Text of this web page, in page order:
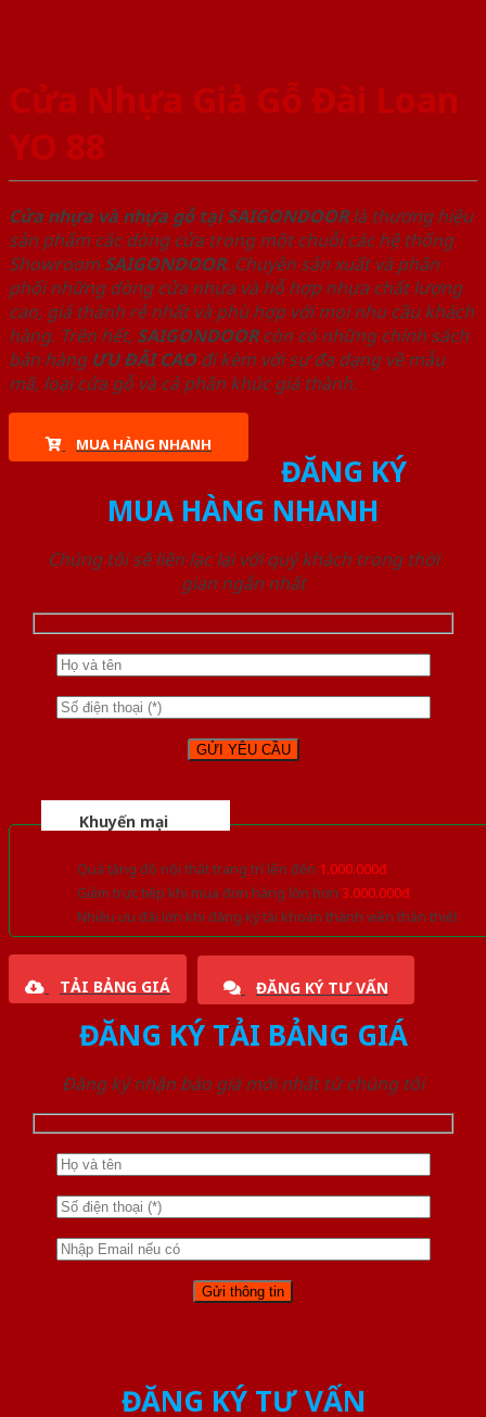
Cửa Nhựa Giả Gỗ Đài Loan
YO 88
Cửa nhựa và nhựa gỗ tại SAIGONDOORlà thương hiệu
sản phẩm các dòng cửa trong một chuỗi các hệ thống
Showroom SAIGONDOOR. Chuyên sản xuất và phân
phối những dòng cửa nhựa và hỗ hợp nhựa chất lượng
cao, giá thành rẻ nhất và phù hợp với mọi nhu cầu khách
hàng. Trên hết, SAIGONDOORcòn có những chính sách
bán hàng ƯU ĐÃI CAOđi kèm với sự đa dạng về mẫu
mã, loại cửa gỗ và cả phân khúc giá thành.
MUA HÀNG NHANH
ĐĂNG KÝ
MUA HÀNG NHANH
Chúng tôi sẽ liên lạc lại với quý khách trong thời
gian ngắn nhất
Khuyến mại
Quà tặng đồ nội thất trang trí lên đến 1.000.000đ
Giảm trực tiếp khi mua đơn hàng lớn hơn 3.000.000đ
Nhiều ưu đãi lớn khi đăng ký tài khoản thành viên thân thiết
TẢI BẢNG GIÁ ĐĂNG KÝ TƯ VẤN
ĐĂNG KÝ TẢI BẢNG GIÁ
Đăng ký nhận báo giá mới nhất từ chúng tôi
ĐĂNG KÝ TƯ VẤN